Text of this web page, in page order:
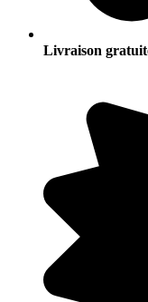
Livraison